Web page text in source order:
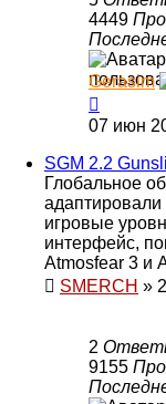
4449
Gerasim
07 июн
SGM 2.2
Глобальное
игровые
интерфейс,
Atmosfear 3 и
SMERCH »
2
9155